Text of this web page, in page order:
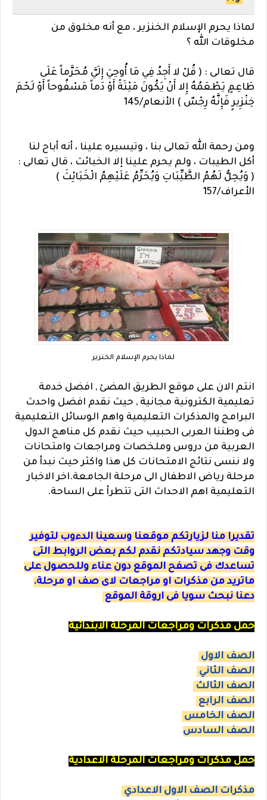
لماذا يحرم الإسلام الخنزير ، مع أنه مخلوق من
مخلوقات الله ؟
قال تعالى : ( قُلْ لا أَجِدُ فِي مَا أُوحِيَ إِلَيَّ مُحَرَّماً عَلَى
طَاعِمٍ يَطْعَمُهُ إِلا أَنْ يَكُونَ مَيْتَةً أَوْ دَماً مَسْفُوحاً أَوْ لَحْمَ
خِنْزِيرٍ فَإِنَّهُ رِجْسٌ ) الأنعام/145
ومن رحمة الله تعالى بنا ، وتيسيره علينا ، أنه أباح لنا
أكل الطيبات ، ولم يحرم علينا إلا الخبائث ، قال تعالى :
( وَيُحِلُّ لَهُمُ الطَّيِّبَاتِ وَيُحَرِّمُ عَلَيْهِمُ الْخَبَائِثَ )
الأعراف/157
لماذا يحرم الإسلام الخنزير
انتم الان على موقع الطريق المضئ , افضل خدمة
تعليمية الكترونية مجانية , حيث نقدم افضل واحدث
البرامج والمذكرات التعليمية واهم الوسائل التعليمية
فى وطننا العربى الحبيب حيث نقدم كل مناهج الدول
العربية من دروس وملخصات ومراجعات وامتحانات
ولا ننسى نتائج الامتحانات كل هذا واكثر حيث نبدأ من
مرحلة رياض الاطفال الى مرحلة الجامعة.اخر الاخبار
التعليمية اهم الاحداث التى تتطرأ على الساحة.
تقديرا منا لزيارتكم موقعنا وسعينا الدءوب لتوفير
وقت وجهد سيادتكم نقدم لكم بعض الروابط التى
تساعدك فى تصفح الموقع دون عناء وللحصول على
ماتريد من مذكرات او مراجعات لاى صف او مرحلة.
دعنا نبحث سويا فى اروقة الموقع
حمل مذكرات ومراجعات المرحلة الابتدائية
الصف الاول
الصف الثاني
الصف الثالث
الصف الرابع
الصف الخامس
الصف السادس
حمل مذكرات ومراجعات المرحلة الاعدادية
مذكرات الصف الاول الاعدادي